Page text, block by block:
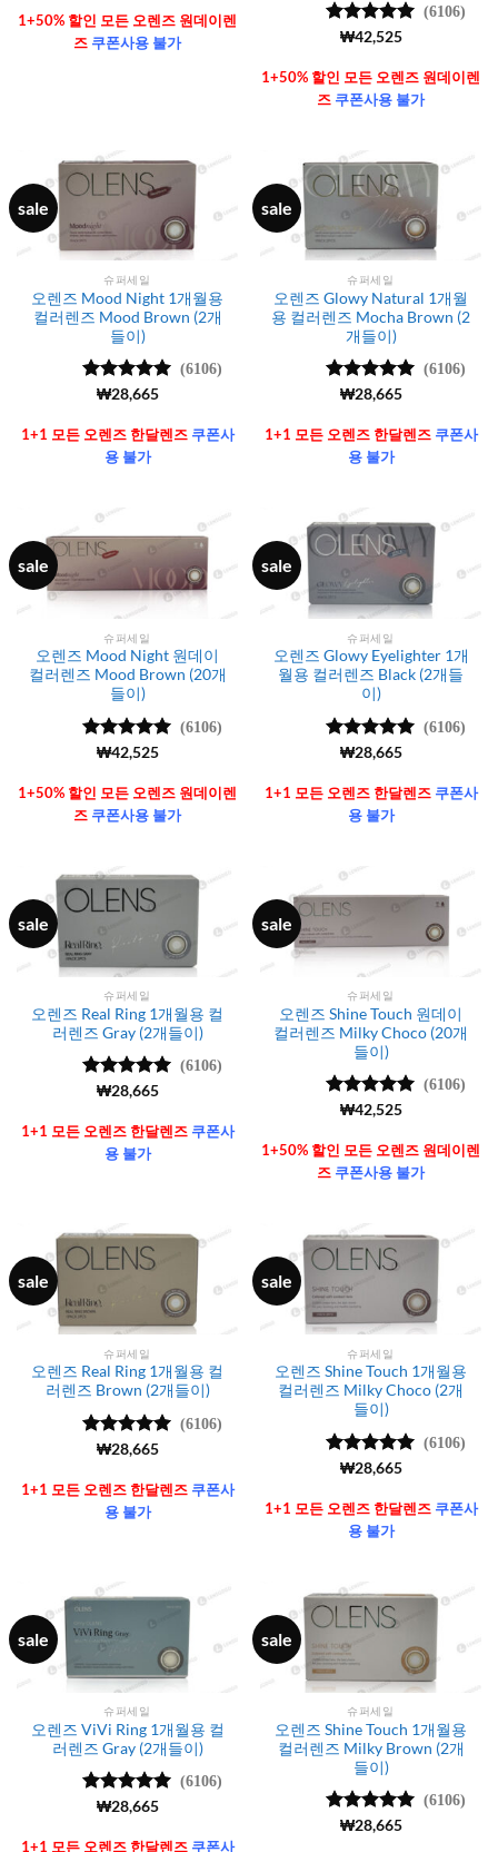
1+50% 할인 모든 오렌즈 원데이렌
즈 쿠폰사용 불가
5 중에서
가됨
(6106)
₩42,525
1+50% 할인 모든 오렌즈 원데이렌
즈 쿠폰사용 불가
sale
슈퍼세일
오렌즈 Mood Night 1개월용
컬러렌즈 Mood Brown (2개
들이)
5 중에서
가됨
(6106)
₩28,665
1+1 모든 오렌즈 한달렌즈쿠폰사
용 불가
sale
슈퍼세일
오렌즈 Glowy Natural 1개월
용 컬러렌즈 Mocha Brown (2
개들이)
5 중에서
가됨
(6106)
₩28,665
1+1 모든 오렌즈 한달렌즈쿠폰사
용 불가
sale
슈퍼세일
오렌즈 Mood Night 원데이
컬러렌즈 Mood Brown (20개
들이)
5 중에서
가됨
(6106)
₩42,525
1+50% 할인 모든 오렌즈 원데이렌
즈 쿠폰사용 불가
sale
슈퍼세일
오렌즈 Glowy Eyelighter 1개
월용 컬러렌즈 Black (2개들
이)
5 중에서
가됨
(6106)
₩28,665
1+1 모든 오렌즈 한달렌즈쿠폰사
용 불가
sale
슈퍼세일
오렌즈 Real Ring 1개월용 컬
러렌즈 Gray (2개들이)
5 중에서
가됨
(6106)
₩28,665
1+1 모든 오렌즈 한달렌즈쿠폰사
용 불가
sale
슈퍼세일
오렌즈 Shine Touch 원데이
컬러렌즈 Milky Choco (20개
들이)
5 중에서
가됨
(6106)
₩42,525
1+50% 할인 모든 오렌즈 원데이렌
즈 쿠폰사용 불가
sale
슈퍼세일
오렌즈 Real Ring 1개월용 컬
러렌즈 Brown (2개들이)
5 중에서
가됨
(6106)
₩28,665
1+1 모든 오렌즈 한달렌즈쿠폰사
용 불가
sale
슈퍼세일
오렌즈 Shine Touch 1개월용
컬러렌즈 Milky Choco (2개
들이)
5 중에서
가됨
(6106)
₩28,665
1+1 모든 오렌즈 한달렌즈쿠폰사
용 불가
sale
슈퍼세일
오렌즈 ViVi Ring 1개월용 컬
러렌즈 Gray (2개들이)
5 중에서
가됨
(6106)
₩28,665
1+1 모든 오렌즈 한달렌즈쿠폰사
sale
슈퍼세일
오렌즈 Shine Touch 1개월용
컬러렌즈 Milky Brown (2개
들이)
5 중에서
(6106)
₩28,665